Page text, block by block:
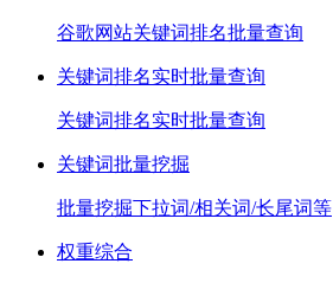
谷歌网站关键词排名批量查询
关键词排名实时批量查询
关键词排名实时批量查询
关键词批量挖掘
批量挖掘下拉词/相关词/长尾词等
权重综合